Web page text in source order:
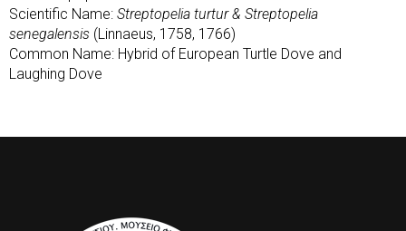
Scientific Name: Streptopelia turtur & Streptopelia
senegalensis (Linnaeus, 1758, 1766)
Common Name: Hybrid of European Turtle Dove and
Laughing Dove